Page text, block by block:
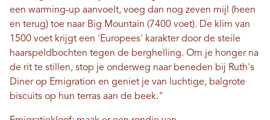
een warming-up aanvoelt, voeg dan nog zeven mijl (heen
en terug) toe naar Big Mountain (7400 voet). De klim van
1500 voet krijgt een 'Europees' karakter door de steile
haarspeldbochten tegen de berghelling. Om je honger na
de rit te stillen, stop je onderweg naar beneden bij Ruth's
Diner op Emigration en geniet je van luchtige, balgrote
biscuits op hun terras aan de beek."